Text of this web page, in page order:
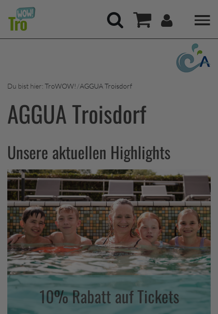
Hauptregion der Seite anspringen
SuchenWarenkorb
Mein
Du bist hier: TroWOW! AGGUA Troisdorf
AGGUA Troisdorf
Unsere aktuellen Highlights
10% Rabatt auf Tickets